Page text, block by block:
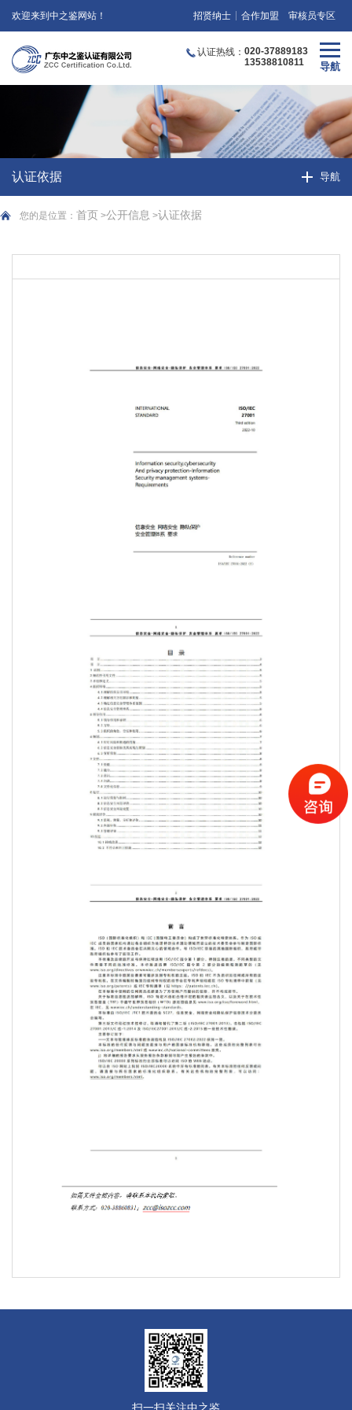
欢迎来到中之鉴网站！ 招贤纳士 合作加盟 审核员专区
认证热线： 020-37889183
13538810811
认证依据
您的是位置： 首页 >公开信息 >认证依据
扫一扫关注中之鉴